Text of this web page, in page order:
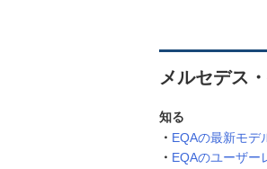
メルセデス
知る
EQAの最新モデ
EQAのユーザー